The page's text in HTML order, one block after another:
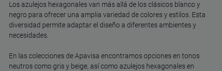
Los azulejos hexagonales van más allá de los clásicos blanco y
negro para ofrecer una amplia variedad de colores y estilos. Esta
diversidad permite adaptar el diseño a diferentes ambientes y
necesidades.
En las colecciones de Apavisa encontramos opciones en tonos
neutros como gris y beige, así como azulejos hexagonales en